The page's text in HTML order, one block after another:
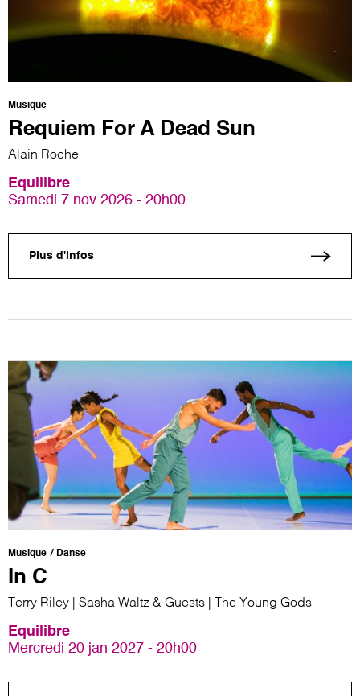
Musique
Requiem For A Dead Sun
Alain Roche
Equilibre
Samedi 7 nov 2026 - 20h00
Plus d'infos
Musique Danse
In C
Terry Riley | Sasha Waltz & Guests | The Young Gods
Equilibre
Mercredi 20 jan 2027 - 20h00